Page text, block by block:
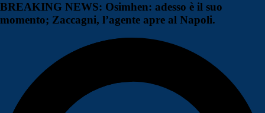
BREAKING NEWS: Osimhen: adesso è il suo
momento; Zaccagni, l’agente apre al Napoli.